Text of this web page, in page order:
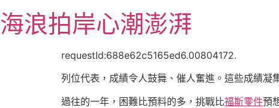
至
主海浪拍岸心潮澎湃
requestId:688e62c5165ed6.00804172.
列位代表，成績令人鼓舞、催人奮進。這些成績
過往的一年，困難比預料的多，挑戰比福斯零件預